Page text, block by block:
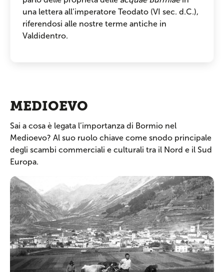
una lettera all’imperatore Teodato (VI sec. d.C.),
riferendosi alle nostre terme antiche in
Valdidentro.
MEDIOEVO
Sai a cosa è legata l’importanza di Bormio nel
Medioevo? Al suo ruolo chiave come snodo principale
degli scambi commerciali e culturali tra il Nord e il Sud
Europa.